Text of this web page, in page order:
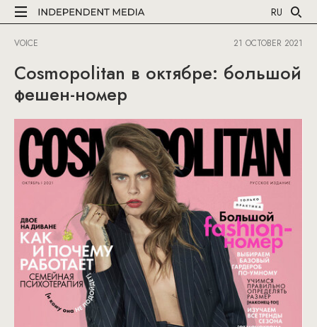
RU
VOICE 21 OCTOBER 2021
Cosmopolitan в октябре: большой
фешен-номер